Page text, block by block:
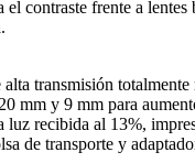
contraste frente a
transmisión
mm y 9 mm para
recibida al 13%,
de transporte y